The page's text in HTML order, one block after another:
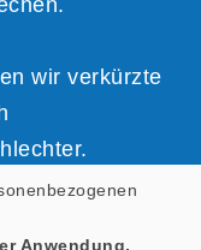
wir verkürzte
Anwendung,